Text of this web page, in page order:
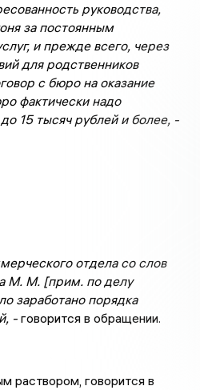
руководства,
за постоянным
и прежде всего, через
для родственников
с бюро на оказание
фактически надо
15 тысяч рублей и более, -
отдела со слов
М. М. [прим. по делу
заработано порядка
-говорится в обращении.
раствором, говорится в